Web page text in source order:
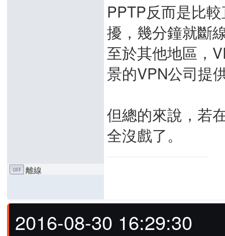
PPTP反而是比
擾，幾分鐘就斷
至於其他地區，
景的VPN公司提
但總的來說，若
全沒戲了。
離線
2016-08-30 16:29:30